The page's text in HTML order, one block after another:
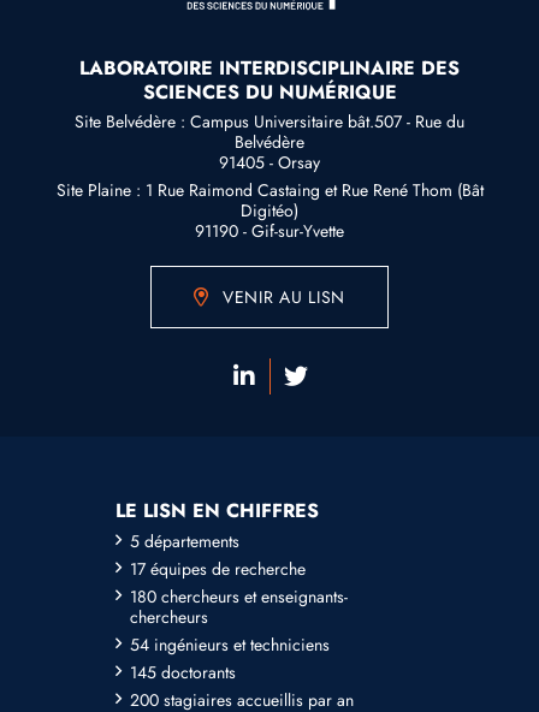
LABORATOIRE INTERDISCIPLINAIRE DES
SCIENCES DU NUMÉRIQUE
Site Belvédère : Campus Universitaire bât.507 - Rue du
Belvédère
91405 - Orsay
Site Plaine : 1 Rue Raimond Castaing et Rue René Thom (Bât
Digitéo)
91190 - Gif-sur-Yvette
VENIR AU LISN
LE LISN EN CHIFFRES
5 départements
17 équipes de recherche
180 chercheurs et enseignants-
chercheurs
54 ingénieurs et techniciens
145 doctorants
200 stagiaires accueillis par an